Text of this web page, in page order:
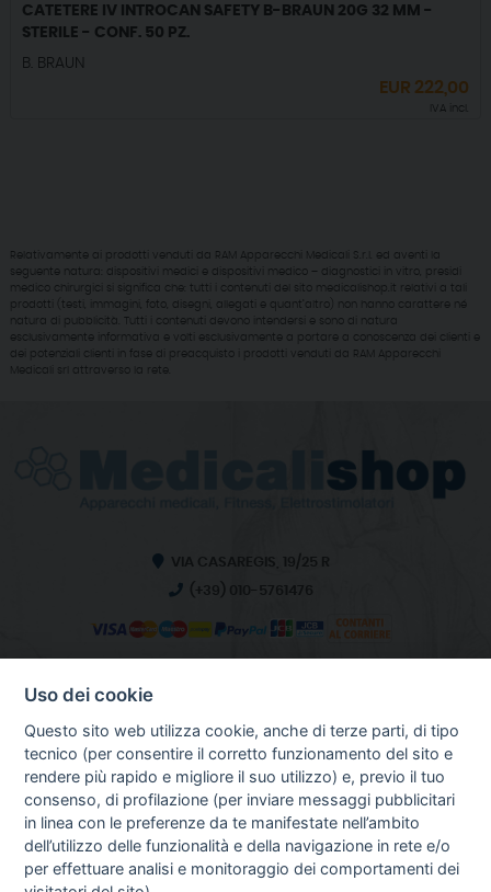
CATETERE IV INTROCAN SAFETY B-BRAUN 20G 32 MM -
STERILE - CONF. 50 PZ.
B. BRAUN
EUR 222,00
IVA incl.
Relativamente ai prodotti venduti da RAM Apparecchi Medicali S.r.l. ed aventi la
seguente natura: dispositivi medici e dispositivi medico – diagnostici in vitro, presidi
medico chirurgici si significa che: tutti i contenuti del sito medicalishop.it relativi a tali
prodotti (testi, immagini, foto, disegni, allegati e quant’altro) non hanno carattere né
natura di pubblicità. Tutti i contenuti devono intendersi e sono di natura
esclusivamente informativa e volti esclusivamente a portare a conoscenza dei clienti e
dei potenziali clienti in fase di preacquisto i prodotti venduti da RAM Apparecchi
Medicali srl attraverso la rete.
VIA CASAREGIS, 19/25 R
(+39) 010-5761476
HOME
CHI SIAMO
NOTIZIE
CONTATTI
GUIDA AGLI ACQUISTI
Uso dei cookie
Questo sito web utilizza cookie, anche di terze parti, di tipo
tecnico (per consentire il corretto funzionamento del sito e
rendere più rapido e migliore il suo utilizzo) e, previo il tuo
consenso, di profilazione (per inviare messaggi pubblicitari
in linea con le preferenze da te manifestate nell’ambito
dell’utilizzo delle funzionalità e della navigazione in rete e/o
per effettuare analisi e monitoraggio dei comportamenti dei